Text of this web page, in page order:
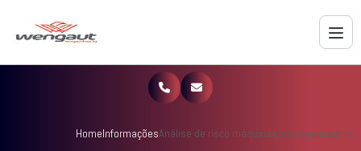
HomeInformaçõesAnálise de risco máquinas e equipamentos